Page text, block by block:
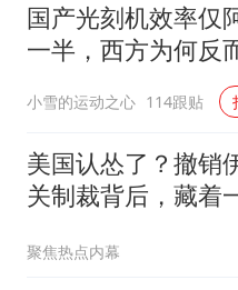
国产光刻机效率仅
一半，西方为何反
小雪的运动之心 114跟贴
美国认怂了？撤销
关制裁背后，藏着
聚焦热点内幕